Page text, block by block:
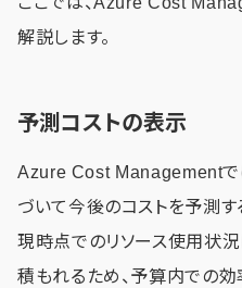
解説します。
予測コストの表示
Azure Cost Managementで
づいて今後のコストを予測す
現時点でのリソース使用状
積もれるため、予算内での